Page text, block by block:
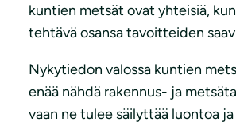
kuntien metsät ovat yhteisiä,
tehtävä osansa tavoitteiden
Nykytiedon valossa kuntien
enää nähdä rakennus- ja
vaan ne tulee säilyttää luontoa